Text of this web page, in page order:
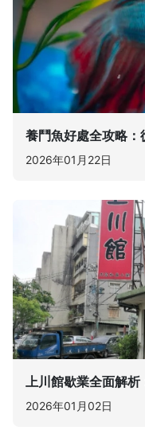
養鬥魚好處全攻略
2026年01月22日
上川館歇業全面解
2026年01月02日